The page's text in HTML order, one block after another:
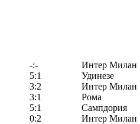
-:-
Интер Милан
5:1
Удинезе
3:2
Интер Милан
3:1
Рома
5:1
Сампдория
0:2
Интер Милан